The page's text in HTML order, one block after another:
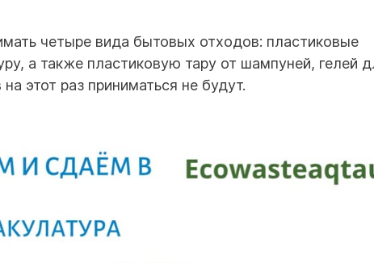
четыре вида бытовых отходов: пластиковые
а также пластиковую тару от шампуней, гелей
этот раз приниматься не будут.